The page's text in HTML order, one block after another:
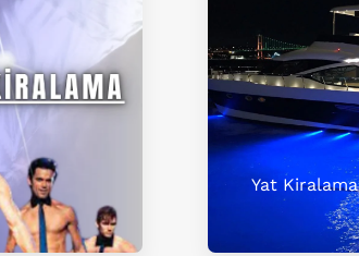
Yat Kiralama